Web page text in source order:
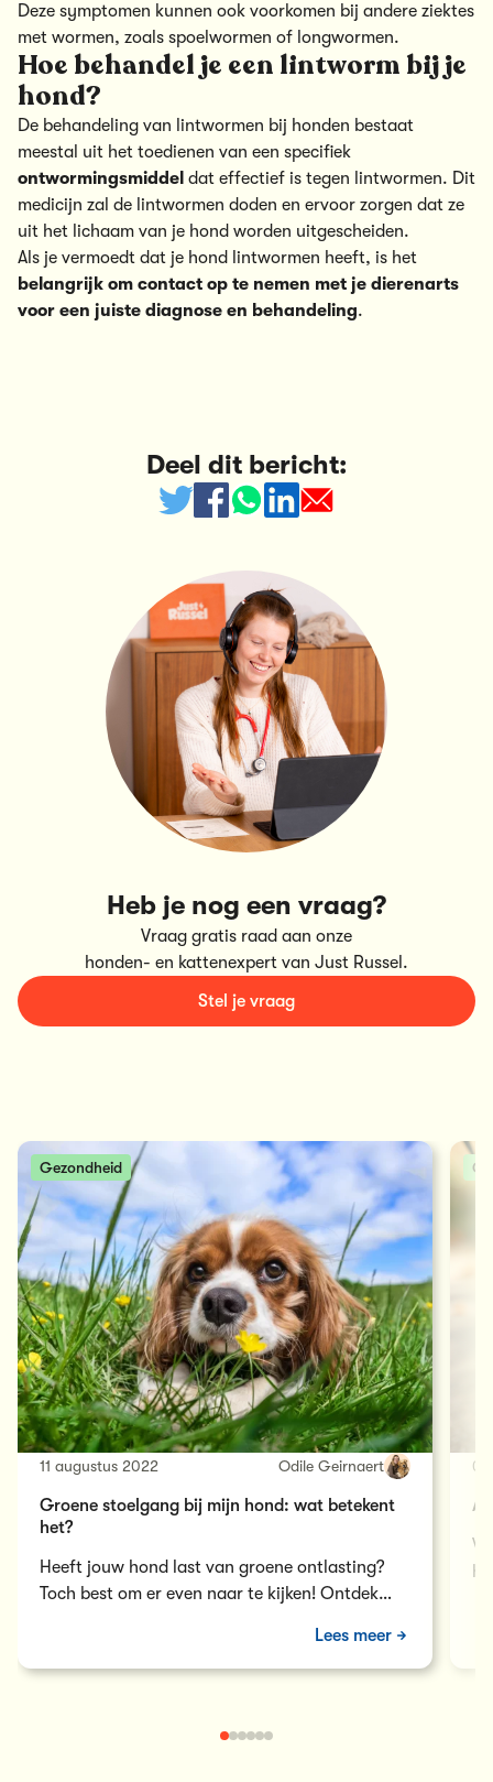
Deze symptomen kunnen ook voorkomen bij andere ziektes
met wormen, zoals spoelwormen of longwormen.
Hoe behandel je een lintworm bij je
hond?
De behandeling van lintwormen bij honden bestaat
meestal uit het toedienen van een specifiek
ontwormingsmiddel dat effectief is tegen lintwormen. Dit
medicijn zal de lintwormen doden en ervoor zorgen dat ze
uit het lichaam van je hond worden uitgescheiden.
Als je vermoedt dat je hond lintwormen heeft, is het
belangrijk om contact op te nemen met je dierenarts
voor een juiste diagnose en behandeling.
Deel dit bericht:
Heb je nog een vraag?
Vraag gratis raad aan onze
honden- en kattenexpert van Just Russel.
Stel je vraag
Gezondheid
11 augustus 2022 Odile Geirnaert
Groene stoelgang bij mijn hond: wat betekent
het?
Heeft jouw hond last van groene ontlasting?
Toch best om er even naar te kijken! Ontdek
Lees meer